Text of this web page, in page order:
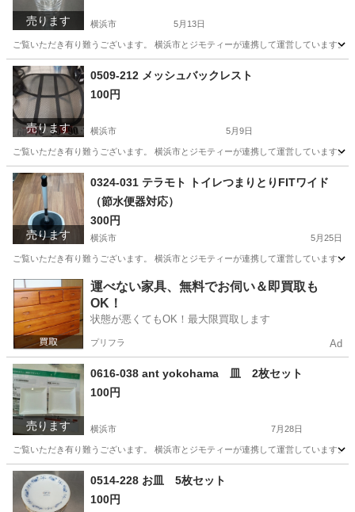
売ります 横浜市 5月13日
ご覧いただき有り難うございます。 横浜市とジモティーが連携して運営していま
神奈川 横浜市 リユース
売ります
0509-212 メッシュバックレスト
100円
横浜市 5月9日
ご覧いただき有り難うございます。 横浜市とジモティーが連携して運営していま
神奈川 横浜市 リユース
売ります
0324-031 テラモト トイレつまりとりFITワイド
（節水便器対応）
300円
横浜市 5月25日
ご覧いただき有り難うございます。 横浜市とジモティーが連携して運営しています
神奈川 横浜市 生活雑貨 リユース
運べない家具、無料でお伺い＆即買取も
OK！
状態が悪くてもOK！最大限買取します
プリフラ Ad
売ります
0616-038 ant yokohama 皿 2枚セット
100円
横浜市 7月28日
ご覧いただき有り難うございます。 横浜市とジモティーが連携して運営していま
神奈川 横浜市 リユース
0514-228 お皿 5枚セット
100円